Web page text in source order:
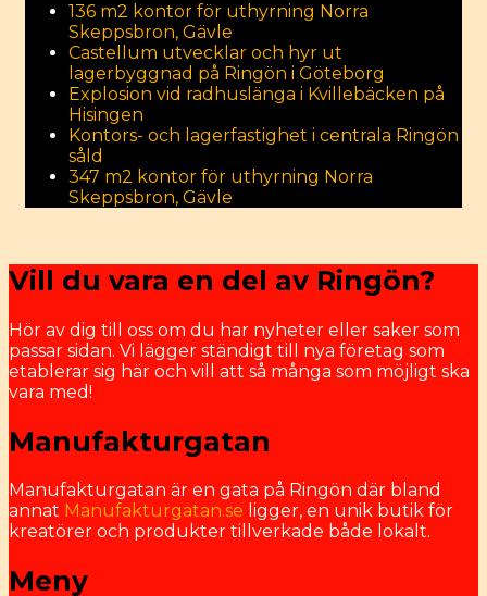
136 m2 kontor för uthyrning Norra
Skeppsbron, Gävle
Castellum utvecklar och hyr ut
lagerbyggnad på Ringön i Göteborg
Explosion vid radhuslänga i Kvillebäcken på
Hisingen
Kontors- och lagerfastighet i centrala Ringön
såld
347 m2 kontor för uthyrning Norra
Skeppsbron, Gävle
Vill du vara en del av Ringön?
Hör av dig till oss om du har nyheter eller saker som
passar sidan. Vi lägger ständigt till nya företag som
etablerar sig här och vill att så många som möjligt ska
vara med!
Manufakturgatan
Manufakturgatan är en gata på Ringön där bland
annat Manufakturgatan.se ligger, en unik butik för
kreatörer och produkter tillverkade både lokalt.
Meny